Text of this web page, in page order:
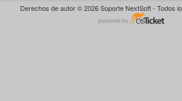
Derechos de autor © 2026 Soporte NextSoft - Todos